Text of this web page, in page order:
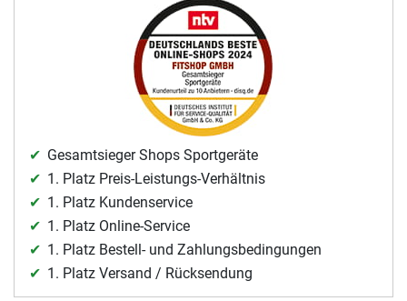
Gesamtsieger Shops Sportgeräte
1. Platz Preis-Leistungs-Verhältnis
1. Platz Kundenservice
1. Platz Online-Service
1. Platz Bestell- und Zahlungsbedingungen
1. Platz Versand / Rücksendung